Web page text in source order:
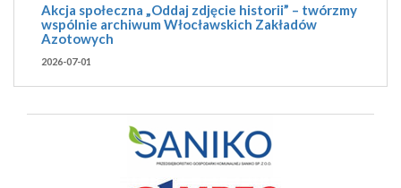
Akcja społeczna „Oddaj zdjęcie historii” – twórzmy
wspólnie archiwum Włocławskich Zakładów
Azotowych
2026-07-01